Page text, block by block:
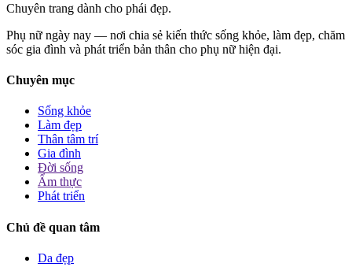
Chuyên trang dành cho phái đẹp.
Phụ nữ ngày nay — nơi chia sẻ kiến thức sống khỏe, làm đẹp, chăm
sóc gia đình và phát triển bản thân cho phụ nữ hiện đại.
Chuyên mục
Sống khỏe
Làm đẹp
Thân tâm trí
Gia đình
Đời sống
Ẩm thực
Phát triển
Chủ đề quan tâm
Da đẹp